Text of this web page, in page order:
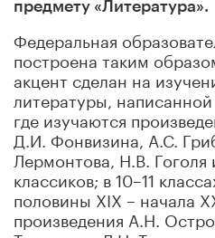
предмету «Литература».
Федеральная
построена таким
акцент сделан на
литературы, написанной
где изучаются
Д.И. Фонвизина, А.С.
Лермонтова, Н.В. Гоголя
классиков; в 10–11
половины XIX – начала
произведения А.Н.